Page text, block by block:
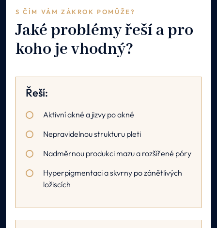
S ČÍM VÁM ZÁKROK POMŮŽE?
Jaké problémy řeší a pro
koho je vhodný?
Řeší:
Aktivní akné a jizvy po akné
Nepravidelnou strukturu pleti
Nadměrnou produkci mazu a rozšířené póry
Hyperpigmentaci a skvrny po zánětlivých
ložiscích